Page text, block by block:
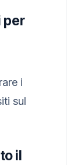
per
i
sul
il